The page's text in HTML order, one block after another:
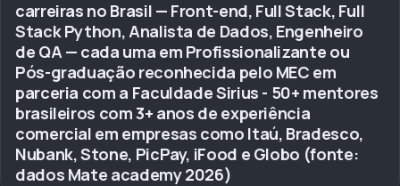
carreiras no Brasil — Front-end, Full Stack, Full
Stack Python, Analista de Dados, Engenheiro
de QA — cada uma em Profissionalizante ou
Pós-graduação reconhecida pelo MEC em
parceria com a Faculdade Sirius - 50+ mentores
brasileiros com 3+ anos de experiência
comercial em empresas como Itaú, Bradesco,
Nubank, Stone, PicPay, iFood e Globo (fonte:
dados Mate academy 2026)